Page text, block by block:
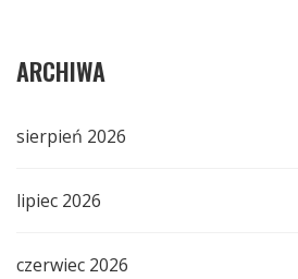
ARCHIWA
sierpień 2026
lipiec 2026
czerwiec 2026